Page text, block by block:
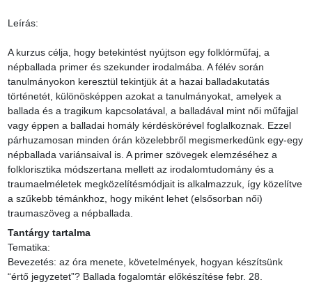
Leírás:
A kurzus célja, hogy betekintést nyújtson egy folklórműfaj, a
népballada primer és szekunder irodalmába. A félév során
tanulmányokon keresztül tekintjük át a hazai balladakutatás
történetét, különösképpen azokat a tanulmányokat, amelyek a
ballada és a tragikum kapcsolatával, a balladával mint női műfajjal
vagy éppen a balladai homály kérdéskörével foglalkoznak. Ezzel
párhuzamosan minden órán közelebbről megismerkedünk egy-egy
népballada variánsaival is. A primer szövegek elemzéséhez a
folklorisztika módszertana mellett az irodalomtudomány és a
traumaelméletek megközelítésmódjait is alkalmazzuk, így közelítve
a szűkebb témánkhoz, hogy miként lehet (elsősorban női)
traumaszöveg a népballada.
Tantárgy tartalma
Tematika:
Bevezetés: az óra menete, követelmények, hogyan készítsünk
“értő jegyzetet”? Ballada fogalomtár előkészítése febr. 28.